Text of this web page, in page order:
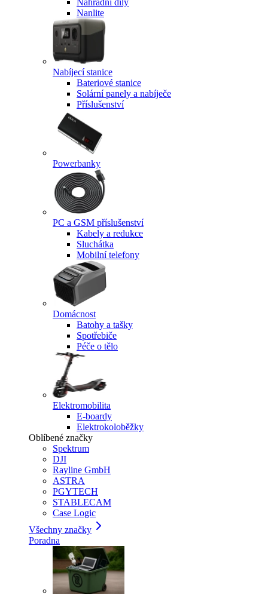
Náhradní díly
Nanlite
Nabíjecí stanice
Bateriové stanice
Solární panely a nabíječe
Příslušenství
Powerbanky
PC a GSM příslušenství
Kabely a redukce
Sluchátka
Mobilní telefony
Domácnost
Batohy a tašky
Spotřebiče
Péče o tělo
Elektromobilita
E-boardy
Elektrokoloběžky
Oblíbené značky
Spektrum
DJI
Rayline GmbH
ASTRA
PGYTECH
STABLECAM
Case Logic
Všechny značky
Poradna